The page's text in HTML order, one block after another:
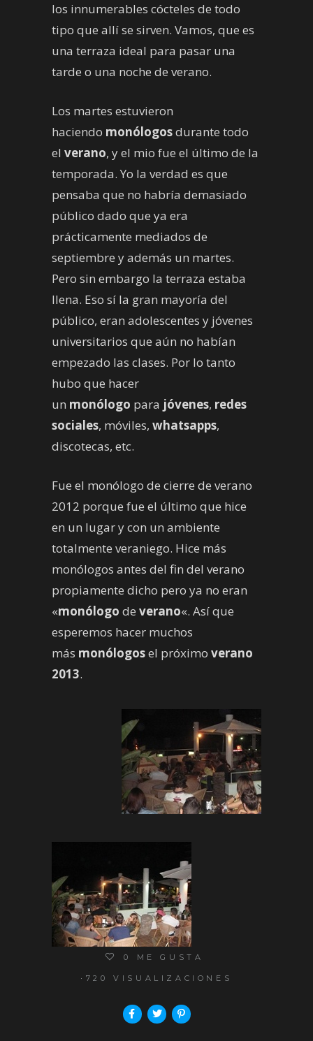
los innumerables cócteles de todo
tipo que allí se sirven. Vamos, que es
una terraza ideal para pasar una
tarde o una noche de verano.
Los martes estuvieron
haciendo monólogosdurante todo
el verano, y el mio fue el último de la
temporada. Yo la verdad es que
pensaba que no habría demasiado
público dado que ya era
prácticamente mediados de
septiembre y además un martes.
Pero sin embargo la terraza estaba
llena. Eso sí la gran mayoría del
público, eran adolescentes y jóvenes
universitarios que aún no habían
empezado las clases. Por lo tanto
hubo que hacer
un monólogo para jóvenes, redes
sociales, móviles, whatsapps,
discotecas, etc.
Fue el monólogo de cierre de verano
2012 porque fue el último que hice
en un lugar y con un ambiente
totalmente veraniego. Hice más
monólogos antes del fin del verano
propiamente dicho pero ya no eran
«monólogo de verano«. Así que
esperemos hacer muchos
más monólogosel próximo verano
2013.
0 ME GUSTA
720 VISUALIZACIONES